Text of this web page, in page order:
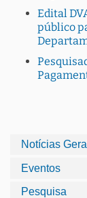
Edital
público
Notícias
Eventos
Pesquisa